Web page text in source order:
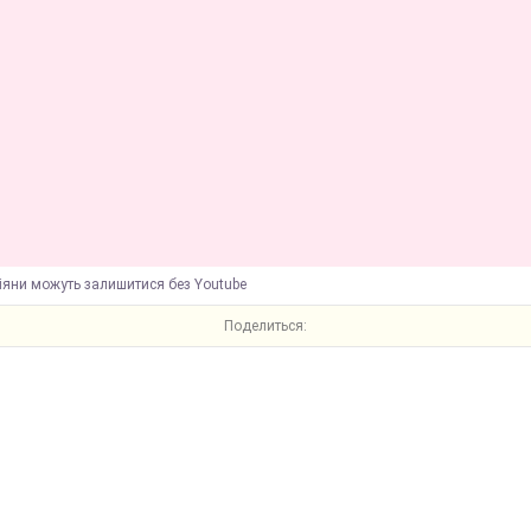
можуть залишитися без Youtube
Поделиться: